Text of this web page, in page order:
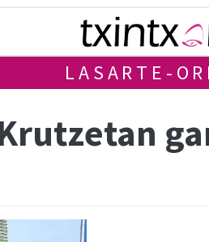
LASARTE-